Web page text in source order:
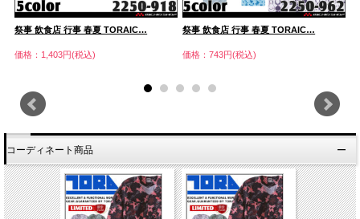
祭事 飲食店 行事 春夏 TORAIC…
価格：1,403円(税込)
祭事 飲食店 行事 春夏 TORAIC…
価格：743円(税込)
コーディネート商品